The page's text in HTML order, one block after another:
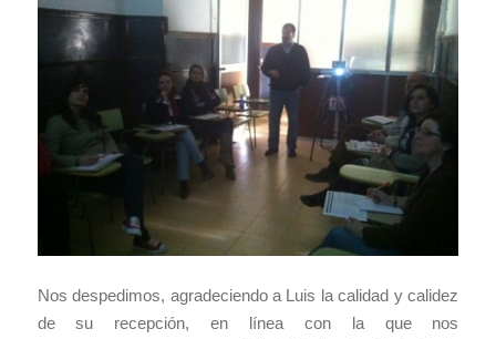
Nos despedimos, agradeciendo a Luis la calidad y calidez
de su recepción, en línea con la que nos